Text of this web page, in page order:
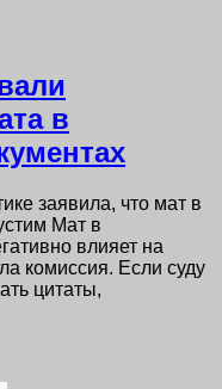
в
заявила, что мат в
Мат в
влияет на
комиссия. Если суду
цитаты,